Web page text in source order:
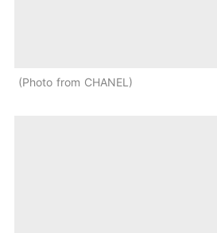
Photo from CHANEL